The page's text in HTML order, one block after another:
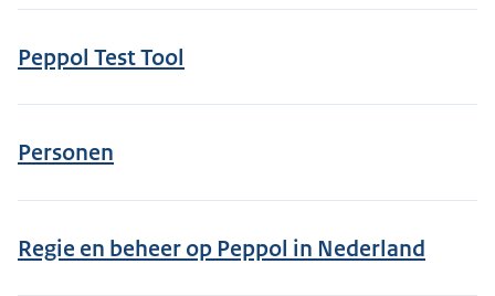
Peppol Test Tool
Personen
Regie en beheer op Peppol in Nederland